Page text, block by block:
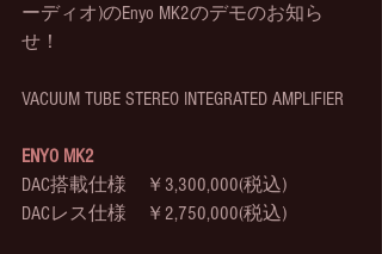
ーディオ)のEnyo MK2のデモのお知ら
せ！
VACUUM TUBE STEREO INTEGRATED AMPLIFIER
ENYO MK2
DAC搭載仕様　￥3,300,000(税込)
DACレス仕様　￥2,750,000(税込)